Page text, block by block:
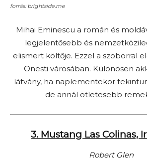
forrás: brightside.me
Mihai Eminescu a román és
legjelentősebb és
elismert költője. Ezzel a szoborral
Onesti városában. Különösen
látvány, ha naplementekor
de annál ötletesebb
3. Mustang Las Colinas,
Robert Glen